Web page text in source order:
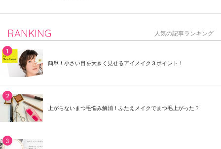
RANKING 人気の記事ランキング
簡単！小さい目を大きく見せるアイメイク３ポイント！
上がらないまつ毛悩み解消！ふたえメイクでまつ毛上がった？